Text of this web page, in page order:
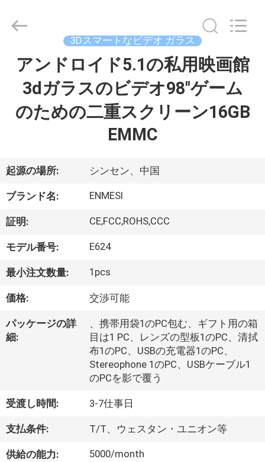
プ
ク
ト
私
達
に
い
工
場
旅
Copyright
Shenzhen
Intelligence
Technology
Rights
Reserved.
3Dスマートなビデオ ガラス
アンドロイド5.1の私用映画館
3dガラスのビデオ98"ゲーム
のための二重スクリーン16GB
EMMC
起源の場所: シンセン、中国
ブランド名: ENMESI
証明: CE,FCC,ROHS,CCC
モデル番号: E624
最小注文数量: 1pcs
価格: 交渉可能
パッケージの詳
細:
、携帯用袋1のPC包む、ギフト用の箱
目は1 PC、レンズの型板1のPC、清拭
布1のPC、USBの充電器1のPC、
Stereophone 1のPC、USBケーブル1
のPCを影で覆う
受渡し時間: 3-7仕事日
支払条件: T/T、ウェスタン・ユニオン等
供給の能力: 5000/month